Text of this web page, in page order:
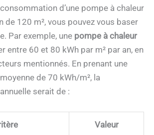
d’une pompe à chaleur
de 120 m², vous pouvez vous baser
Par exemple, une pompe à chaleur
entre 60 et 80 kWh par m² par an, en
mentionnés. En prenant une
de 70 kWh/m², la
serait de :
Valeur